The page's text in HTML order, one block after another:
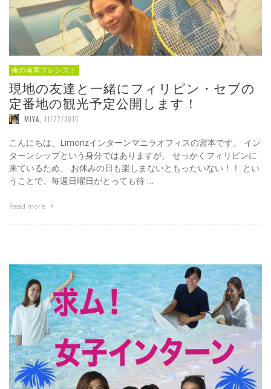
俺の南国フレンズ！
現地の友達と一緒にフィリピン・セブの
定番地の観光予定公開します！
MIYA 11/27/2015
こんにちは、Limonzインターンマニラオフィスの宮本です。 イン
ターンシップという身分ではありますが、 せっかくフィリピンに
来ているため、 お休みの日も楽しまないともったいない！！ とい
うことで、毎週日曜日がとっても待 …
Read more